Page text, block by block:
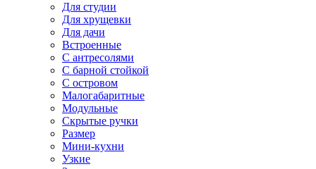
Для студии
Для хрущевки
Для дачи
Встроенные
С антресолями
С барной стойкой
С островом
Малогабаритные
Модульные
Скрытые ручки
Размер
Мини-кухни
Узкие